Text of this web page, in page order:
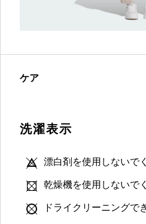
ケア
洗濯表示
漂白剤を使用しないで
乾燥機を使用しないで
ドライクリーニングで